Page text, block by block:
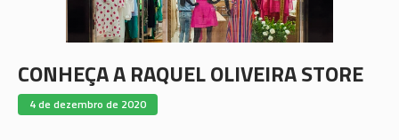
CONHEÇA A RAQUEL OLIVEIRA STORE
4 de dezembro de 2020